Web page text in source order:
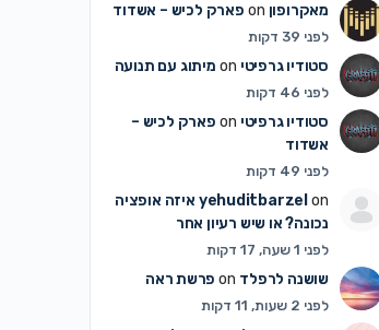
מאקרופון פארק לכיש – אשדוד
לפני 39 דקות
סטודיו גרפיטי מיתוג עם תנועה
לפני 46 דקות
סטודיו גרפיטי
פארק לכיש –
אשדוד
לפני 49 דקות
yehuditbarzel on
איזה אופציה
נכונה? או שיש רעיון אחר
לפני 1 שעה, 17 דקות
שושנה לרפלד פרשת ראה
לפני 2 שעות, 11 דקות